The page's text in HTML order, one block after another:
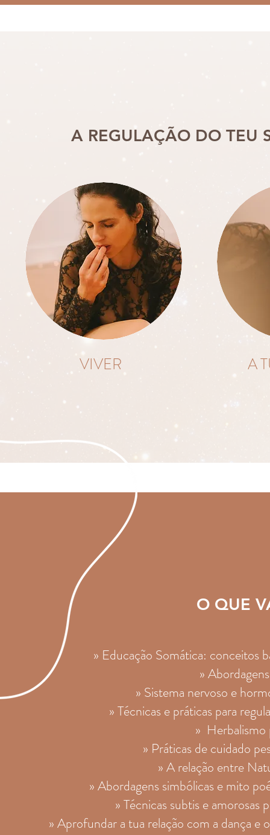
A REGULAÇÃO DO TEU
VIVER A
O QUE
» Educação Somática: conceitos
»
» Sistema nervoso e
» Técnicas e práticas para
»
» Práticas de cuidado
»A relação entre
»Abordagens simbólicas e mito
» Técnicas subtis e amorosas
» Aprofundar a tua relação com a dança